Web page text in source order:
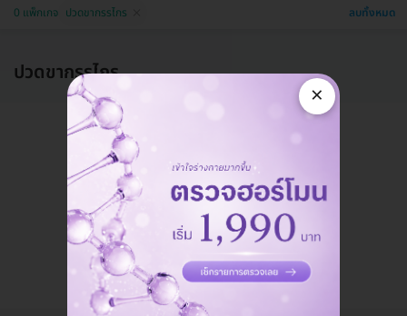
0 แพ็กเกจ ปวดขากรรไกร ลบทั้งหมด
ปวดขากรรไกร
แอดมินพร้อมดูแลคุณทุกวันทางไลน์
คุยกับแอดมิน ฟรี!
×